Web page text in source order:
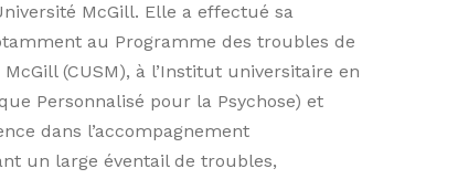
McGill. Elle a effectué sa
au Programme des troubles de
(CUSM), à l’Institut universitaire en
Personnalisé pour la Psychose) et
dans l’accompagnement
un large éventail de troubles,